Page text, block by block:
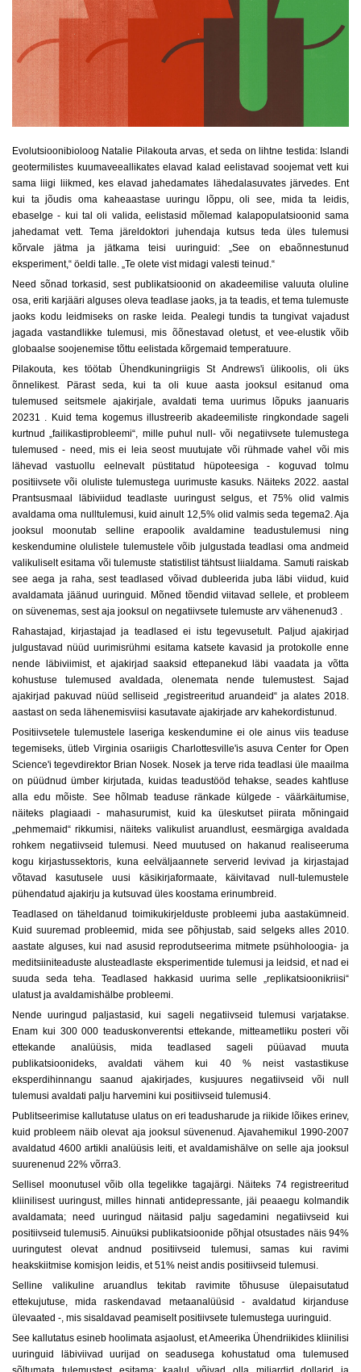
Evolutsioonibioloog Natalie Pilakouta arvas, et seda on lihtne testida: Islandi
geotermilistes kuumaveeallikates elavad kalad eelistavad soojemat vett kui
sama liigi liikmed, kes elavad jahedamates lähedalasuvates järvedes. Ent
kui ta jõudis oma kaheaastase uuringu lõppu, oli see, mida ta leidis,
ebaselge - kui tal oli valida, eelistasid mõlemad kalapopulatsioonid sama
jahedamat vett. Tema järeldoktori juhendaja kutsus teda üles tulemusi
kõrvale jätma ja jätkama teisi uuringuid: „See on ebaõnnestunud
eksperiment,“ öeldi talle. „Te olete vist midagi valesti teinud.“
Need sõnad torkasid, sest publikatsioonid on akadeemilise valuuta oluline
osa, eriti karjääri alguses oleva teadlase jaoks, ja ta teadis, et tema tulemuste
jaoks kodu leidmiseks on raske leida. Pealegi tundis ta tungivat vajadust
jagada vastandlikke tulemusi, mis õõnestavad oletust, et vee-elustik võib
globaalse soojenemise tõttu eelistada kõrgemaid temperatuure.
Pilakouta, kes töötab Ühendkuningriigis St Andrews'i ülikoolis, oli üks
õnnelikest. Pärast seda, kui ta oli kuue aasta jooksul esitanud oma
tulemused seitsmele ajakirjale, avaldati tema uurimus lõpuks jaanuaris
20231 . Kuid tema kogemus illustreerib akadeemiliste ringkondade sageli
kurtnud „failikastiprobleemi“, mille puhul null- või negatiivsete tulemustega
tulemused - need, mis ei leia seost muutujate või rühmade vahel või mis
lähevad vastuollu eelnevalt püstitatud hüpoteesiga - koguvad tolmu
positiivsete või oluliste tulemustega uurimuste kasuks. Näiteks 2022. aastal
Prantsusmaal läbiviidud teadlaste uuringust selgus, et 75% olid valmis
avaldama oma nulltulemusi, kuid ainult 12,5% olid valmis seda tegema2. Aja
jooksul moonutab selline erapoolik avaldamine teadustulemusi ning
keskendumine olulistele tulemustele võib julgustada teadlasi oma andmeid
valikuliselt esitama või tulemuste statistilist tähtsust liialdama. Samuti raiskab
see aega ja raha, sest teadlased võivad dubleerida juba läbi viidud, kuid
avaldamata jäänud uuringuid. Mõned tõendid viitavad sellele, et probleem
on süvenemas, sest aja jooksul on negatiivsete tulemuste arv vähenenud3 .
Rahastajad, kirjastajad ja teadlased ei istu tegevusetult. Paljud ajakirjad
julgustavad nüüd uurimisrühmi esitama katsete kavasid ja protokolle enne
nende läbiviimist, et ajakirjad saaksid ettepanekud läbi vaadata ja võtta
kohustuse tulemused avaldada, olenemata nende tulemustest. Sajad
ajakirjad pakuvad nüüd selliseid „registreeritud aruandeid“ ja alates 2018.
aastast on seda lähenemisviisi kasutavate ajakirjade arv kahekordistunud.
Positiivsetele tulemustele laseriga keskendumine ei ole ainus viis teaduse
tegemiseks, ütleb Virginia osariigis Charlottesville'is asuva Center for Open
Science'i tegevdirektor Brian Nosek. Nosek ja terve rida teadlasi üle maailma
on püüdnud ümber kirjutada, kuidas teadustööd tehakse, seades kahtluse
alla edu mõiste. See hõlmab teaduse ränkade külgede - väärkäitumise,
näiteks plagiaadi - mahasurumist, kuid ka üleskutset piirata mõningaid
„pehmemaid“ rikkumisi, näiteks valikulist aruandlust, eesmärgiga avaldada
rohkem negatiivseid tulemusi. Need muutused on hakanud realiseeruma
kogu kirjastussektoris, kuna eelväljaannete serverid levivad ja kirjastajad
võtavad kasutusele uusi käsikirjaformaate, käivitavad null-tulemustele
pühendatud ajakirju ja kutsuvad üles koostama erinumbreid.
Teadlased on täheldanud toimikukirjelduste probleemi juba aastakümneid.
Kuid suuremad probleemid, mida see põhjustab, said selgeks alles 2010.
aastate alguses, kui nad asusid reprodutseerima mitmete psühholoogia- ja
meditsiiniteaduste alusteadlaste eksperimentide tulemusi ja leidsid, et nad ei
suuda seda teha. Teadlased hakkasid uurima selle „replikatsioonikriisi“
ulatust ja avaldamishälbe probleemi.
Nende uuringud paljastasid, kui sageli negatiivseid tulemusi varjatakse.
Enam kui 300 000 teaduskonverentsi ettekande, mitteametliku posteri või
ettekande analüüsis, mida teadlased sageli püüavad muuta
publikatsioonideks, avaldati vähem kui 40 % neist vastastikuse
eksperdihinnangu saanud ajakirjades, kusjuures negatiivseid või null
tulemusi avaldati palju harvemini kui positiivseid tulemusi4.
Publitseerimise kallutatuse ulatus on eri teadusharude ja riikide lõikes erinev,
kuid probleem näib olevat aja jooksul süvenenud. Ajavahemikul 1990-2007
avaldatud 4600 artikli analüüsis leiti, et avaldamishälve on selle aja jooksul
suurenenud 22% võrra3.
Sellisel moonutusel võib olla tegelikke tagajärgi. Näiteks 74 registreeritud
kliinilisest uuringust, milles hinnati antidepressante, jäi peaaegu kolmandik
avaldamata; need uuringud näitasid palju sagedamini negatiivseid kui
positiivseid tulemusi5. Ainuüksi publikatsioonide põhjal otsustades näis 94%
uuringutest olevat andnud positiivseid tulemusi, samas kui ravimi
heakskiitmise komisjon leidis, et 51% neist andis positiivseid tulemusi.
Selline valikuline aruandlus tekitab ravimite tõhususe ülepaisutatud
ettekujutuse, mida raskendavad metaanalüüsid - avaldatud kirjanduse
ülevaated -, mis sisaldavad peamiselt positiivsete tulemustega uuringuid.
See kallutatus esineb hoolimata asjaolust, et Ameerika Ühendriikides kliinilisi
uuringuid läbiviivad uurijad on seadusega kohustatud oma tulemused